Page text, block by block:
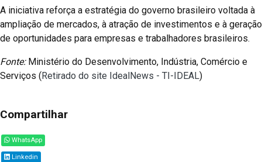
A iniciativa reforça a estratégia do governo brasileiro voltada à
ampliação de mercados, à atração de investimentos e à geração
de oportunidades para empresas e trabalhadores brasileiros.
Fonte:Ministério do Desenvolvimento, Indústria, Comércio e
Serviços (Retirado do site IdealNews - TI-IDEAL)
Compartilhar
WhatsApp
Linkedin